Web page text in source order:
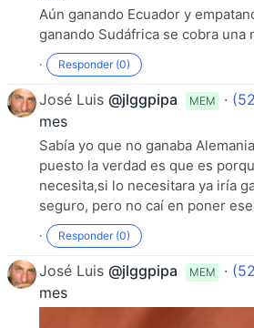
Aún ganando Ecuador y
ganando Sudáfrica se cobra una
· Responder (0)
José Luis @jlggpipa MEM ·
mes
Sabía yo que no ganaba
puesto la verdad es que es
necesita,si lo necesitara ya iría
seguro, pero no caí en poner
· Responder (0)
José Luis @jlggpipa MEM ·
mes